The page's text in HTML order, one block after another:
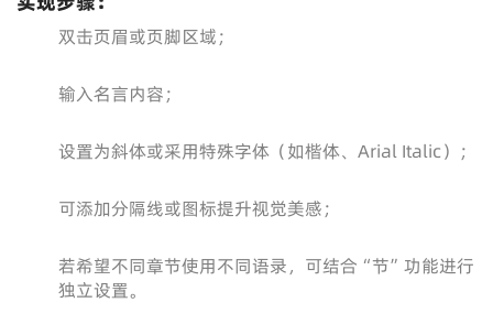
双击页眉或页脚区域；
输入名言内容；
设置为斜体或采用特殊字体（如楷体、Arial Italic）；
可添加分隔线或图标提升视觉美感；
若希望不同章节使用不同语录，可结合“节”功能进行
独立设置。